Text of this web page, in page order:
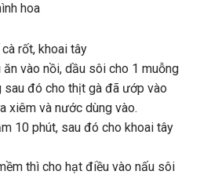
hoa
rốt, khoai tây
ăn vào nồi, dầu sôi cho 1 muỗng
sau đó cho thịt gà đã ướp vào
xiêm và nước dùng vào.
10 phút, sau đó cho khoai tây
thì cho hạt điều vào nấu sôi